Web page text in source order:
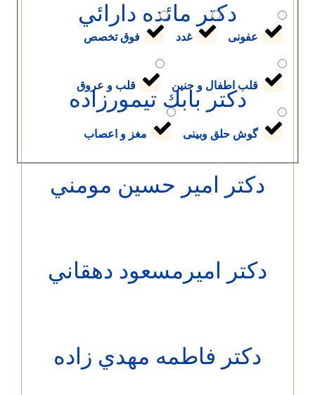
غدد فوق تخصص
قلب اطفال و جنین قلب و عروق
گوش حلق وبینی مغز و اعصاب
دکتر مائده دارائي
دکتر بابك تيمورزاده
امير حسين مومني
اميرمسعود دهقاني
دکتر فاطمه مهدي زاده